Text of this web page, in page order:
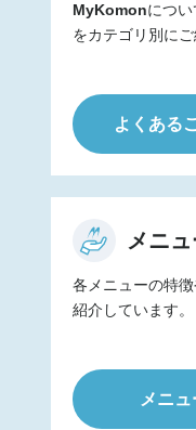
MyKomonにつ
をカテゴリ別にご
よくある
メニ
各メニューの特
紹介しています。
メニ